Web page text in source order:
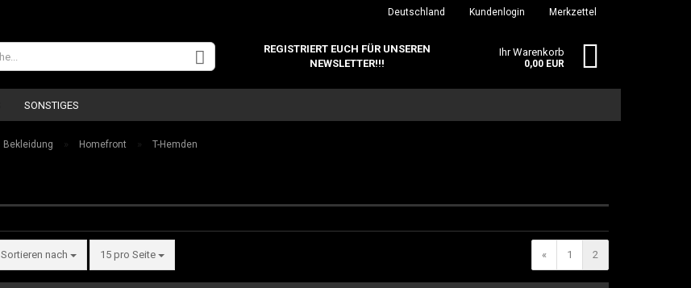
Deutschland Kundenlogin
Konto erstellen
Merkzettel
REGISTRIERT EUCH FÜR UNSEREN
NEWSLETTER!!!
Ihr Warenkorb
0,00 EUR
SONSTIGES
Bekleidung » Homefront » T-Hemden
Sortieren nach 15 pro Seite « 1 2